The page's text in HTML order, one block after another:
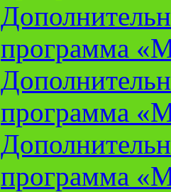
программа
программа
программа